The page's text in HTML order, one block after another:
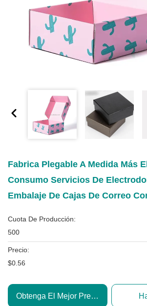
Fabrica Plegable A Medida Más
Consumo Servicios De
Embalaje De Cajas De Correo
Cuota De Producción:
500
Precio:
$0.56
Obtenga El Mejor Precio